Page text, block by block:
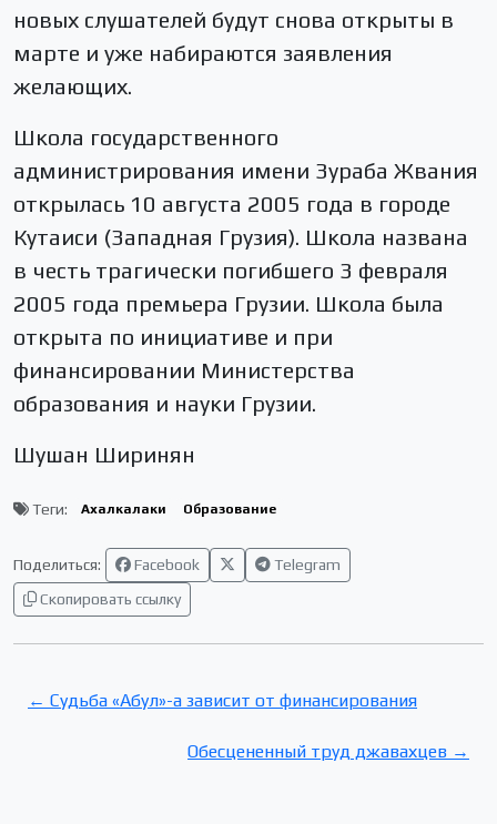
новых слушателей будут снова открыты в
марте и уже набираются заявления
желающих.
Школа государственного
администрирования имени Зураба Жвания
открылась 10 августа 2005 года в городе
Кутаиси (Западная Грузия). Школа названа
в честь трагически погибшего 3 февраля
2005 года премьера Грузии. Школа была
открыта по инициативе и при
финансировании Министерства
образования и науки Грузии.
Шушан Ширинян
Теги: Ахалкалаки Образование
Поделиться: Facebook
Telegram
Скопировать ссылку
← Судьба «Абул»-а зависит от финансирования
Обесцененный труд джавахцев →